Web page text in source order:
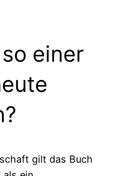
einer
gilt das Buch